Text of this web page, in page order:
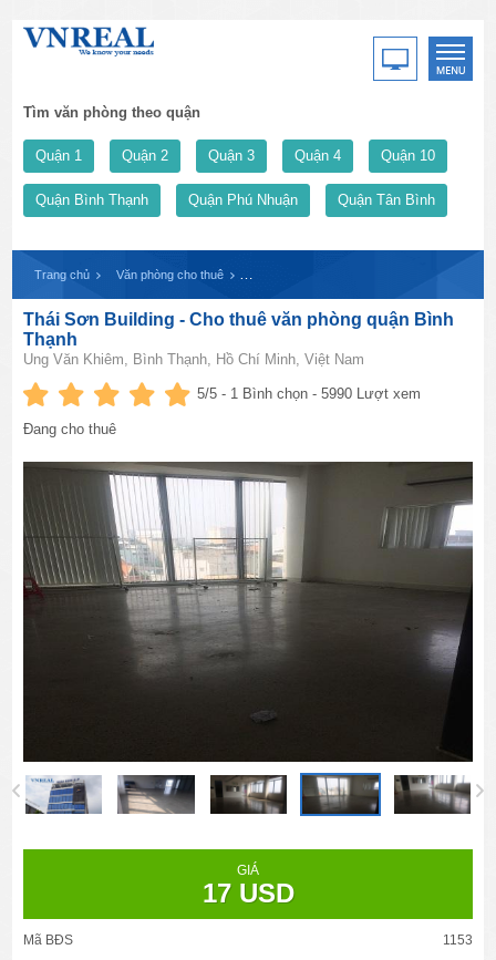
Tìm văn phòng theo quận
Quận 1 Quận 2 Quận 3 Quận 4 Quận 10
Quận Bình Thạnh Quận Phú Nhuận Quận Tân Bình
Trang chủ Văn phòng cho thuê
Thái Sơn Building - Cho thuê văn phòng quận Bình
Thạnh
Ung Văn Khiêm, Bình Thạnh, Hồ Chí Minh, Việt Nam
5/5 - 1 Bình chọn - 5990 Lượt xem
Đang cho thuê
GIÁ
17 USD
Mã BĐS 1153